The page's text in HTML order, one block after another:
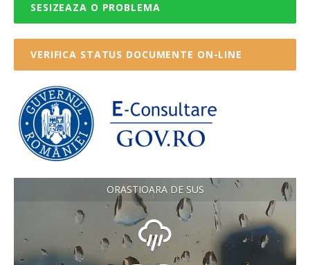
SESIZEAZA O PROBLEMA
VERIFICA STATUS DOCUMENTE ON-LINE
ORASTIOARA DE SUS